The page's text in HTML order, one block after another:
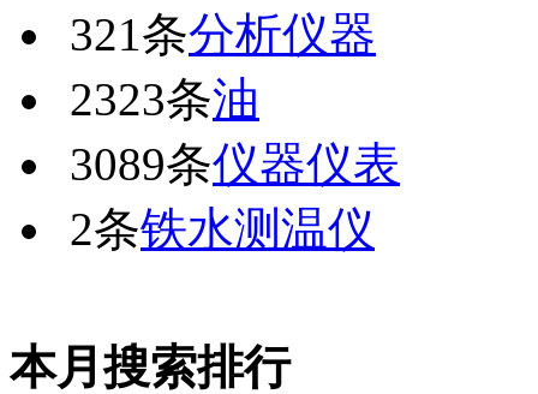
321条分析仪器
2323条油
3089条仪器仪表
2条铁水测温仪
本月搜索排行